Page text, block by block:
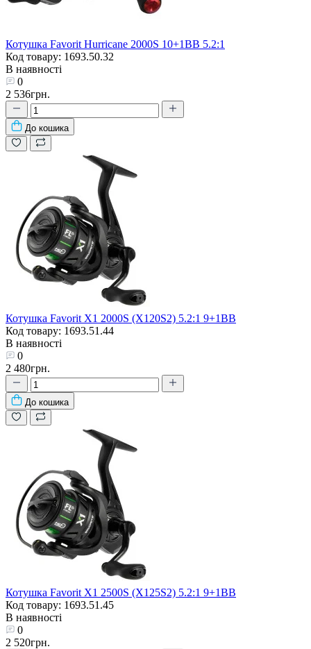
Котушка Favorit Hurricane 2000S 10+1BB 5.2:1
Код товару: 1693.50.32
В наявності
0
2 536грн.
До кошика
Котушка Favorit X1 2000S (X120S2) 5.2:1 9+1BB
Код товару: 1693.51.44
В наявності
0
2 480грн.
До кошика
Котушка Favorit X1 2500S (X125S2) 5.2:1 9+1BB
Код товару: 1693.51.45
В наявності
0
2 520грн.